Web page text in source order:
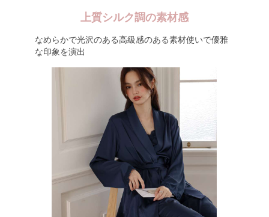
上質シルク調の素材感
なめらかで光沢のある高級感のある素材使いで優雅
な印象を演出